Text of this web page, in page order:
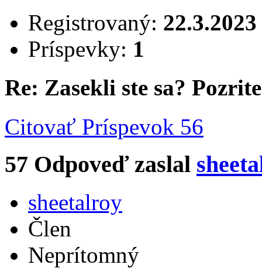
Registrovaný: 22.3.2023
Príspevky: 1
Re: Zasekli ste sa?
Citovať Príspevok 56
57 Odpoveď zaslal
sheetalroy
Člen
Neprítomný